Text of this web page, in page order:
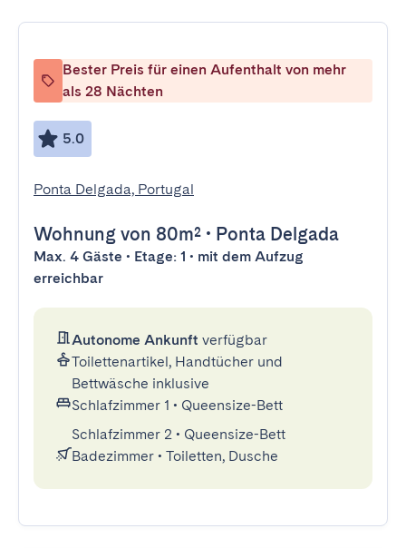
Bester Preis für einen Aufenthalt von mehr
als 28 Nächten
5.0
Ponta Delgada, Portugal
Wohnung von 80m² • Ponta Delgada
Max. 4 Gäste • Etage: 1 • mit dem Aufzug
erreichbar
Autonome Ankunft verfügbar
Toilettenartikel, Handtücher und
Bettwäsche inklusive
Schlafzimmer 1 • Queensize-Bett
Schlafzimmer 2 • Queensize-Bett
Badezimmer • Toiletten, Dusche